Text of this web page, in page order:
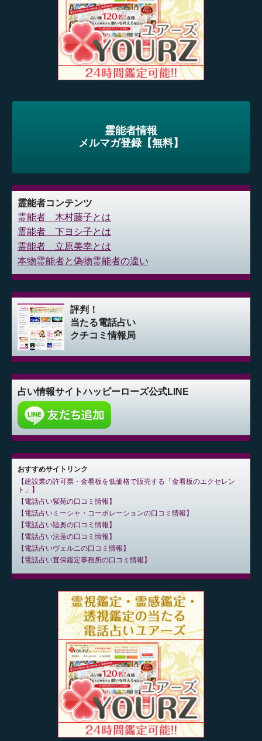
霊能者情報
メルマガ登録【無料】
霊能者コンテンツ
霊能者 木村藤子とは
霊能者 下ヨシ子とは
霊能者 立原美幸とは
本物霊能者と偽物霊能者の違い
評判！
当たる電話占い
クチコミ情報局
占い情報サイトハッピーローズ公式LINE
おすすめサイトリンク
建設業の許可票・金看板を低価格で販売する「金看板のエクセレン
ト」
電話占い紫苑の口コミ情報
電話占いミーシャ・コーポレーションの口コミ情報
電話占い陸奥の口コミ情報
電話占い法蓮の口コミ情報
電話占いヴェルニの口コミ情報
電話占い宜保鑑定事務所の口コミ情報